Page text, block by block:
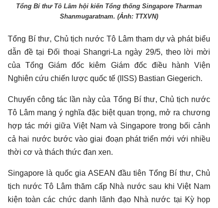
Tổng Bí thư Tô Lâm hội kiến Tổng thống Singapore Tharman
Shanmugaratnam. (Ảnh: TTXVN)
Tổng Bí thư, Chủ tịch nước Tô Lâm tham dự và phát biểu
dẫn đề tại Đối thoại Shangri-La ngày 29/5, theo lời mời
của Tổng Giám đốc kiêm Giám đốc điều hành Viện
Nghiên cứu chiến lược quốc tế (IISS) Bastian Giegerich.
Chuyến công tác lần này của Tổng Bí thư, Chủ tịch nước
Tô Lâm mang ý nghĩa đặc biệt quan trọng, mở ra chương
hợp tác mới giữa Việt Nam và Singapore trong bối cảnh
cả hai nước bước vào giai đoạn phát triển mới với nhiều
thời cơ và thách thức đan xen.
Singapore là quốc gia ASEAN đầu tiên Tổng Bí thư, Chủ
tịch nước Tô Lâm thăm cấp Nhà nước sau khi Việt Nam
kiện toàn các chức danh lãnh đạo Nhà nước tại Kỳ họp